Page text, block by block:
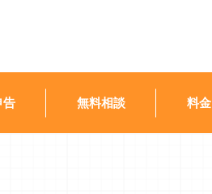
告 無料相談 料金